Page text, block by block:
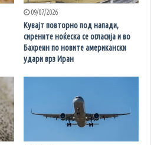
09/07/2026
Кувајт повторно под напади,
сирените ноќеска се огласија и во
Бахреин по новите американски
удари врз Иран